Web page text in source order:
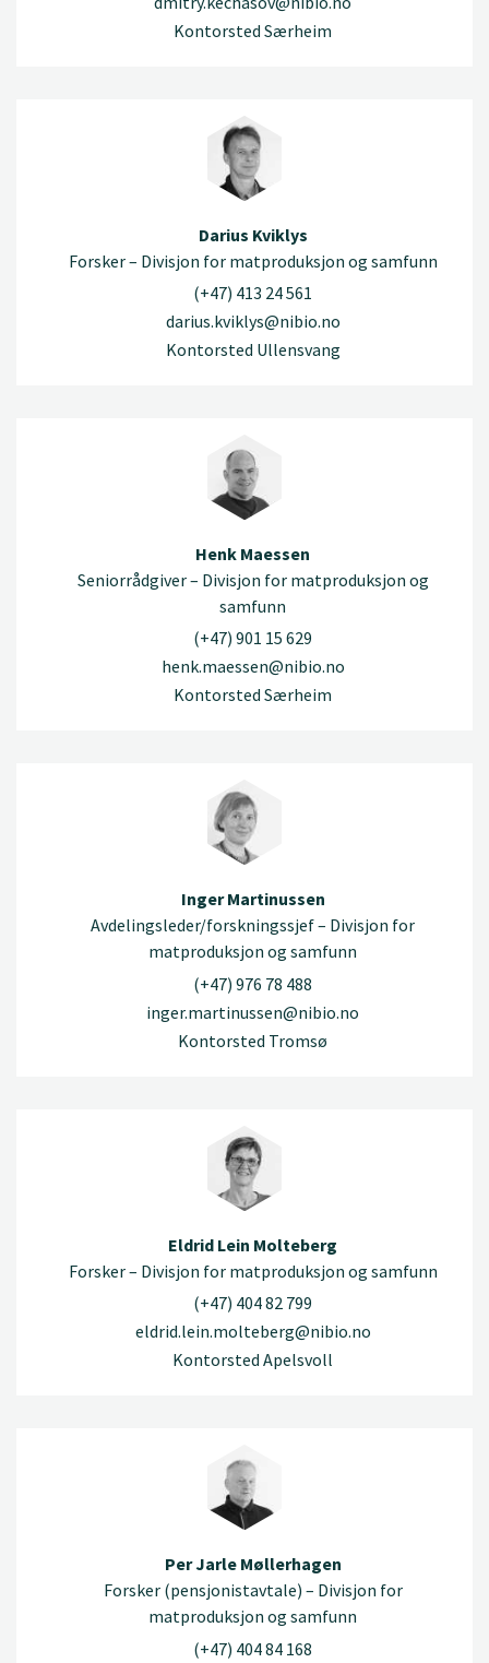
Kontorsted Særheim
Darius Kviklys
Forsker – Divisjon for matproduksjon og samfunn
(+47) 413 24 561
darius.kviklys@nibio.no
Kontorsted Ullensvang
Henk Maessen
Seniorrådgiver – Divisjon for matproduksjon og
samfunn
(+47) 901 15 629
henk.maessen@nibio.no
Kontorsted Særheim
Inger Martinussen
Avdelingsleder/forskningssjef – Divisjon for
matproduksjon og samfunn
(+47) 976 78 488
inger.martinussen@nibio.no
Kontorsted Tromsø
Eldrid Lein Molteberg
Forsker – Divisjon for matproduksjon og samfunn
(+47) 404 82 799
eldrid.lein.molteberg@nibio.no
Kontorsted Apelsvoll
Per Jarle Møllerhagen
Forsker (pensjonistavtale) – Divisjon for
matproduksjon og samfunn
(+47) 404 84 168